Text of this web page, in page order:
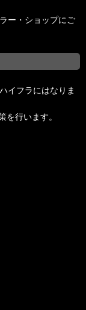
ー・ショップにご
イフラにはなりま
を行います。